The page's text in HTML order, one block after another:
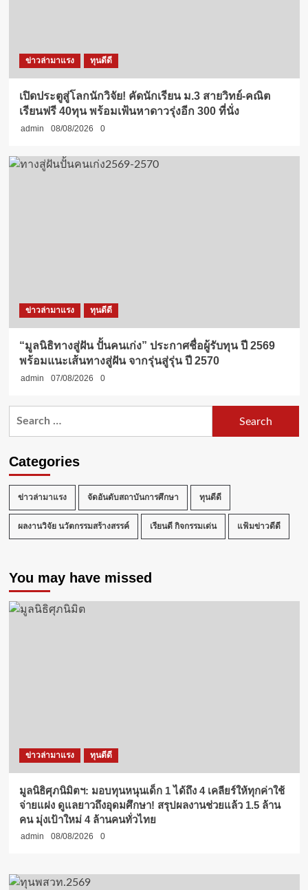
ข่าวล่ามาแรง ทุนดีดี
เปิดประตูสู่โลกนักวิจัย! คัดนักเรียน ม.3 สายวิทย์-คณิต
เรียนฟรี 40ทุน พร้อมเฟ้นหาดาวรุ่งอีก 300 ที่นั่ง
admin 08/08/2026 0
ข่าวล่ามาแรง ทุนดีดี
“มูลนิธิทางสู่ฝัน ปั้นคนเก่ง” ประกาศชื่อผู้รับทุน ปี 2569
พร้อมแนะเส้นทางสู่ฝัน จากรุ่นสู่รุ่น ปี 2570
admin 07/08/2026 0
Categories
ข่าวล่ามาแรง จัดอันดับสถาบันการศึกษา ทุนดีดี
ผลงานวิจัย นวัตกรรมสร้างสรรค์ เรียนดี กิจกรรมเด่น แฟ้มข่าวดีดี
You may have missed
ข่าวล่ามาแรง ทุนดีดี
มูลนิธิศุภนิมิตฯ: มอบทุนหนุนเด็ก 1 ได้ถึง 4 เคลียร์ให้ทุกค่าใช้
จ่ายแฝง ดูแลยาวถึงอุดมศึกษา! สรุปผลงานช่วยแล้ว 1.5 ล้าน
คน มุ่งเป้าใหม่ 4 ล้านคนทั่วไทย
admin 08/08/2026 0